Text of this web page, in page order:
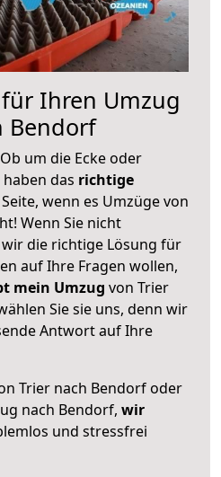
Ihren Umzug
Bendorf
um die Ecke oder
das richtige
wenn es Umzüge von
Wenn Sie nicht
die richtige Lösung für
auf Ihre Fragen wollen,
mein Umzug von Trier
Sie sie uns, denn wir
Antwort auf Ihre
Trier nach Bendorf oder
nach Bendorf, wir
und stressfrei